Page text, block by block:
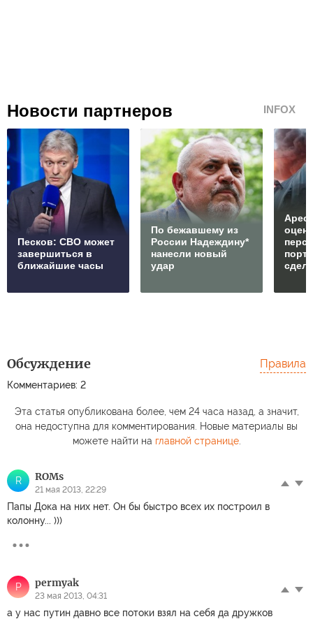
Новости партнеров INFOX
Песков: СВО может
завершиться в
ближайшие часы
По бежавшему из
России Надеждину*
нанесли новый
удар
Обсуждение
Комментариев: 2
Правила
Эта статья опубликована более, чем 24 часа назад, а значит,
она недоступна для комментирования. Новые материалы вы
можете найти на главной странице.
R ROMs
21 мая 2013, 22:29
Папы Дока на них нет. Он бы быстро всех их построил в
колонну... )))
P permyak
23 мая 2013, 04:31
а у нас путин давно все потоки взял на себя да дружков